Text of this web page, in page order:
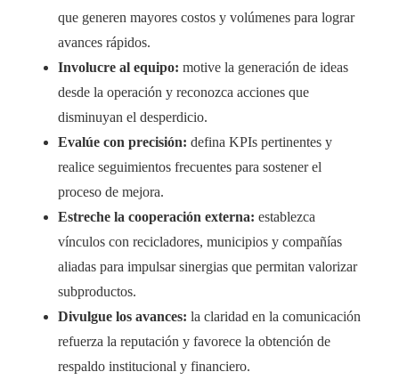
que generen mayores costos y volúmenes para lograr
avances rápidos.
Involucre al equipo: motive la generación de ideas
desde la operación y reconozca acciones que
disminuyan el desperdicio.
Evalúe con precisión: defina KPIs pertinentes y
realice seguimientos frecuentes para sostener el
proceso de mejora.
Estreche la cooperación externa: establezca
vínculos con recicladores, municipios y compañías
aliadas para impulsar sinergias que permitan valorizar
subproductos.
Divulgue los avances: la claridad en la comunicación
refuerza la reputación y favorece la obtención de
respaldo institucional y financiero.